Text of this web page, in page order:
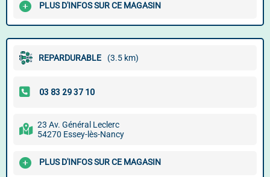
PLUS D'INFOS SUR CE MAGASIN
REPARDURABLE (3.5 km)
23 Av. Général Leclerc
54270 Essey-lès-Nancy
PLUS D'INFOS SUR CE MAGASIN